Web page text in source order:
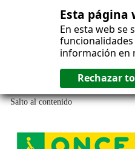
Esta página
En esta web se
información en
Salto al contenido